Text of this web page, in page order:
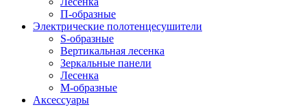
П-образные
Электрические полотенцесушители
S-образные
Вертикальная лесенка
Зеркальные панели
Лесенка
М-образные
Аксессуары